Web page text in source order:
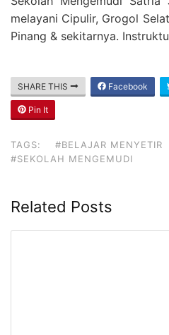
melayani Cipulir, Grogol
Pinang & sekitarnya.
SHARE THIS Facebook
Pin It
TAGS: #BELAJAR MENYETIR
#SEKOLAH MENGEMUDI
Related Posts